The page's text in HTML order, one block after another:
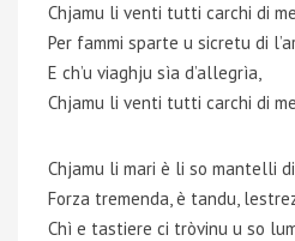
Chjamu li venti tutti carchi di
Per fammi sparte u sicretu di
E ch’u viaghju sìa d’allegrìa,
Chjamu li venti tutti carchi di
Chjamu li mari è li so mantelli
Forza tremenda, è tandu,
Chì e tastiere ci tròvinu u so